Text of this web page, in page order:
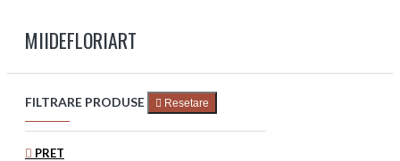
MIIDEFLORIART
FILTRARE PRODUSE Resetare
PRET